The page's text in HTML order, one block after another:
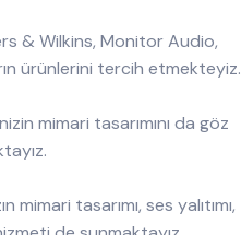
& Wilkins, Monitor Audio,
ürünlerini tercih etmekteyiz.
mimari tasarımını da göz
tasarımı, ses yalıtımı,